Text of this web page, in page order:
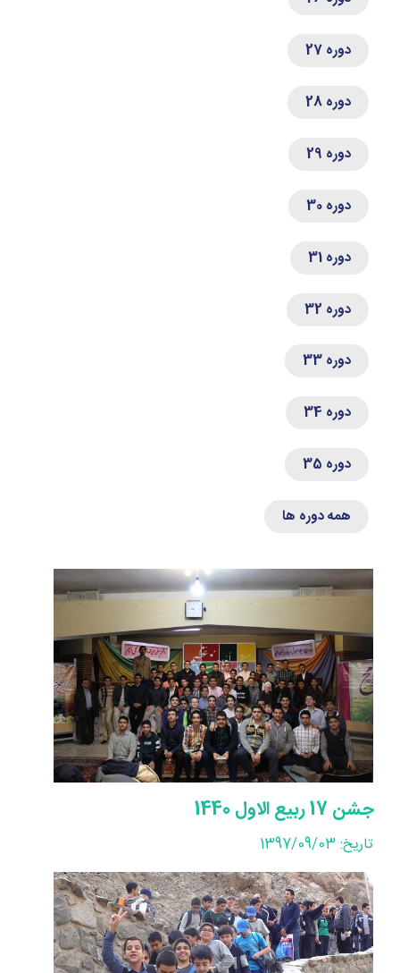
دوره 27
دوره 28
دوره 29
دوره 30
دوره 31
دوره 32
دوره 33
دوره 34
دوره 35
همه دوره ها
جشن 17 ربیع الاول 1440
تاریخ: 1397/09/03